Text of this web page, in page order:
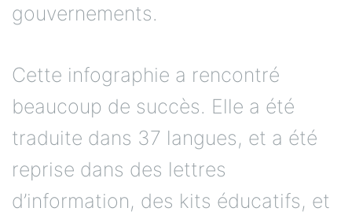
gouvernements.
Cette infographie a rencontré
beaucoup de succès. Elle a été
traduite dans 37 langues, et a été
reprise dans des lettres
d’information, des kits éducatifs, et